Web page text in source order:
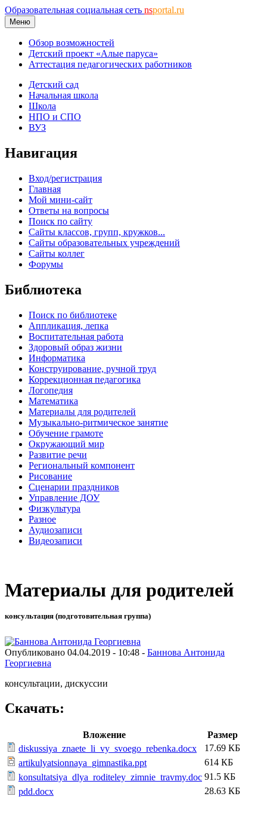
Образовательная социальная сеть nsportal.ru
Меню
Обзор возможностей
Детский проект «Алые паруса»
Аттестация педагогических работников
Детский сад
Начальная школа
Школа
НПО и СПО
ВУЗ
Навигация
Вход/регистрация
Главная
Мой мини-сайт
Ответы на вопросы
Поиск по сайту
Сайты классов, групп, кружков...
Сайты образовательных учреждений
Сайты коллег
Форумы
Библиотека
Поиск по библиотеке
Аппликация, лепка
Воспитательная работа
Здоровый образ жизни
Информатика
Конструирование, ручной труд
Коррекционная педагогика
Логопедия
Математика
Материалы для родителей
Музыкально-ритмическое занятие
Обучение грамоте
Окружающий мир
Развитие речи
Региональный компонент
Рисование
Сценарии праздников
Управление ДОУ
Физкультура
Разное
Аудиозаписи
Видеозаписи
Материалы для родителей
консультация (подготовительная группа)
Опубликовано 04.04.2019 - 10:48 - Баннова Антонида
Георгиевна
консультации, дискуссии
Скачать:
Вложение
Размер
diskussiya_znaete_li_vy_svoego_rebenka.docx
17.69 КБ
artikulyatsionnaya_gimnastika.ppt
614 КБ
konsultatsiya_dlya_roditeley_zimnie_travmy.doc 91.5 КБ
pdd.docx
28.63 КБ